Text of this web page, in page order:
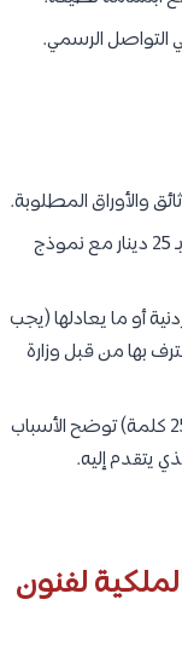
التواصل الرسمي.
والأوراق المطلوبة.
كما يجب دفع رسوم تقديم الطلب وتقدير بـ 25 دينار مع نموذج
أو ما يعادلها (يجب
بها من قبل وزارة
رسالة دوافع باللغة الإنجليزية بخط اليد (250 كلمة) توضح الأسباب
يتقدم إليه.
لفنون